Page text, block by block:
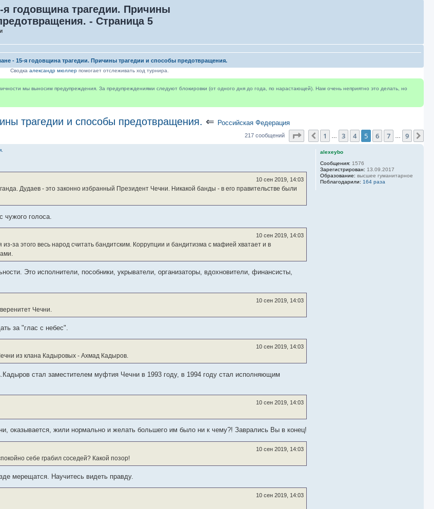
я годовщина трагедии. Причины
- Страница 5
- 15-я годовщина трагедии. Причины трагедии и способы предотвращения.
Сводка александр мюллерпомогает отслеживать ход турнира.
мы выносим предупреждения. За предупреждениями следуют блокировки (от одного дня до года, по нарастающей). Нам очень неприятно это делать, но
трагедии и способы предотвращения. ⇐ Российская Федерация
217 сообщений Страница из 9
Пред.
1 3 4 5 6 7 9
alexeybo
Сообщения: 1576
Зарегистрирован: 13.09.2017
Образование: высшее гуманитарное
Поблагодарили: 164 раза
10 сен 2019, 14:03
Дудаев - это законно избранный Президент Чечни. Никакой банды - в его правительстве были
голоса.
10 сен 2019, 14:03
за этого весь народ считать бандитским. Коррупции и бандитизма с мафией хватает и в
Это исполнители, пособники, укрыватели, организаторы, вдохновители, финансисты,
10 сен 2019, 14:03
Чечни.
за "глас с небес".
10 сен 2019, 14:03
из клана Кадыровых - Ахмад Кадыров.
стал заместителем муфтия Чечни в 1993 году, в 1994 году стал исполняющим
10 сен 2019, 14:03
оказывается, жили нормально и желать большего им было ни к чему?! Заврались Вы в конец!
10 сен 2019, 14:03
себе грабил соседей? Какой позор!
мерещатся. Научитесь видеть правду.
10 сен 2019, 14:03